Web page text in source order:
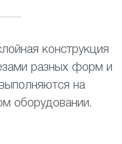
конструкция
разных форм и
на
оборудовании.